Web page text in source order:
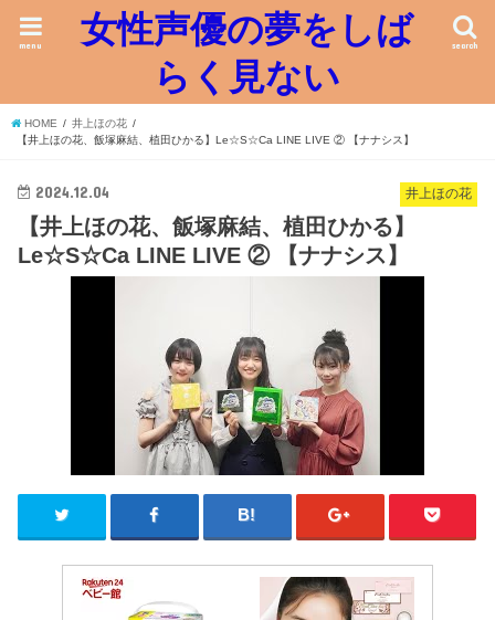
女性声優の夢をしば
らく見ない
search
menu
HOME
井上ほの花
【井上ほの花、飯塚麻結、植田ひかる】Le☆S☆Ca LINE LIVE ② 【ナナシス】
井上ほの花
2024.12.04
【井上ほの花、飯塚麻結、植田ひかる】
Le☆S☆Ca LINE LIVE ② 【ナナシス】